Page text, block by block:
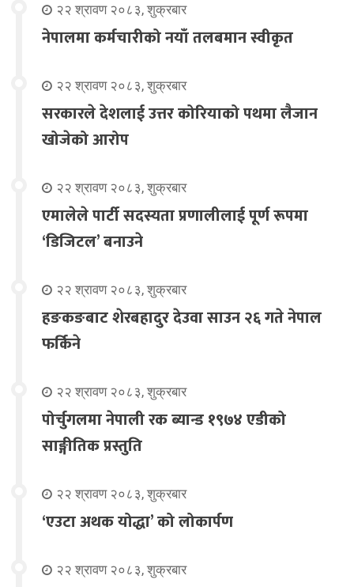
२२ श्रावण २०८३, शुक्रबार
नेपालमा कर्मचारीको नयाँ तलबमान स्वीकृत
२२ श्रावण २०८३, शुक्रबार
सरकारले देशलाई उत्तर कोरियाको पथमा लैजान
खोजेको आरोप
२२ श्रावण २०८३, शुक्रबार
एमालेले पार्टी सदस्यता प्रणालीलाई पूर्ण रूपमा
‘डिजिटल’ बनाउने
२२ श्रावण २०८३, शुक्रबार
हङकङबाट शेरबहादुर देउवा साउन २६ गते नेपाल
फर्किने
२२ श्रावण २०८३, शुक्रबार
पोर्चुगलमा नेपाली रक ब्यान्ड १९७४ एडीको
साङ्गीतिक प्रस्तुति
२२ श्रावण २०८३, शुक्रबार
‘एउटा अथक योद्धा’ को लोकार्पण
२२ श्रावण २०८३, शुक्रबार